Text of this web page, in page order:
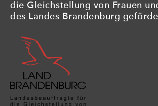
die Gleichstellung von Frauen
des Landes Brandenburg